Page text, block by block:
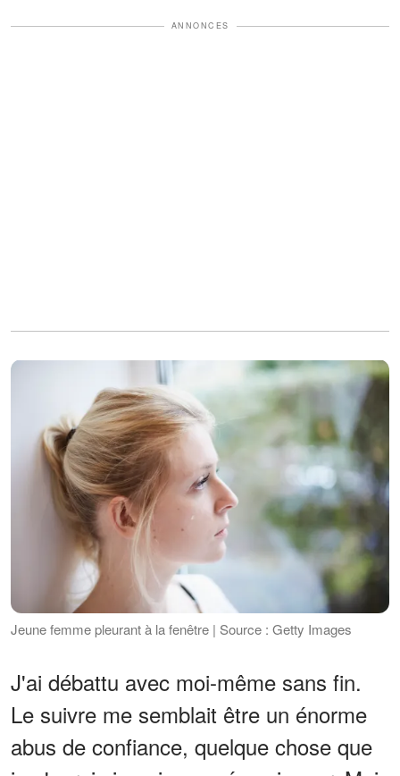
ANNONCES
Jeune femme pleurant à la fenêtre | Source : Getty Images
J'ai débattu avec moi-même sans fin.
Le suivre me semblait être un énorme
abus de confiance, quelque chose que